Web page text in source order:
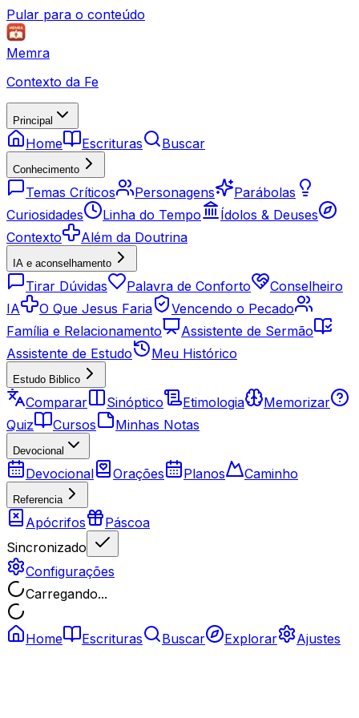
Pular para o conteúdo
Memra
Contexto da Fe
Principal
Home Escrituras Buscar
Conhecimento
Temas Críticos Personagens
Parábolas
Curiosidades
Linha do Tempo
Ídolos & Deuses
Contexto
Além da Doutrina
IA e aconselhamento
Tirar Dúvidas Palavra de Conforto
Conselheiro
IA
O Que Jesus Faria
Vencendo o Pecado
Família e Relacionamento
Assistente de Sermão
Assistente de Estudo
Meu Histórico
Estudo Biblico
Comparar Sinóptico Etimologia
Memorizar
Quiz
Cursos Minhas Notas
Devocional
Devocional Orações Planos Caminho
Referencia
Apócrifos
Páscoa
Sincronizado
Configurações
Carregando...
Home Escrituras Buscar Explorar Ajustes